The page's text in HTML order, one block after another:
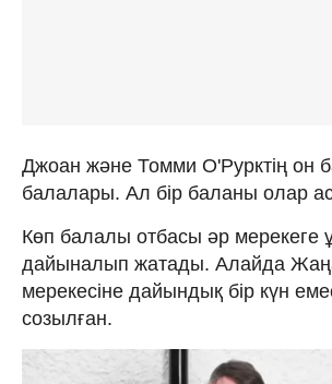
Джоан және Томми О'Рурктің он
балалары. Ал бір баланы олар
Көп балалы отбасы әр мерекеге
дайыналып жатады. Алайда
мерекесіне дайындық бір күн
созылған.